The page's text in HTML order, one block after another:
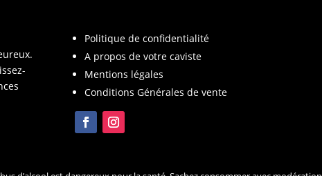
Politique de confidentialité
A propos de votre caviste
Mentions légales
Conditions Générales de vente